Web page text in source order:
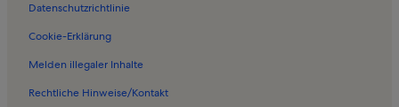
Ferienwohnungen in Seebad Friedrichshagen
Ferienwohnungen in Flussbad Gartenstraße
Ferienwohnungen in Karolinenhof
Ferienwohnungen in Nordstrand
Datenschutzrichtlinie
Cookie-Erklärung
Melden illegaler Inhalte
Rechtliche Hinweise/Kontakt